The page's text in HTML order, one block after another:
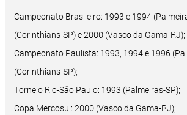
Campeonato Brasileiro: 1993 e 1994
(Corinthians-SP) e 2000 (Vasco da Gama-RJ);
Campeonato Paulista: 1993, 1994 e 1996
(Corinthians-SP);
Torneio Rio-São Paulo: 1993 (Palmeiras-SP);
Copa Mercosul: 2000 (Vasco da Gama-RJ);